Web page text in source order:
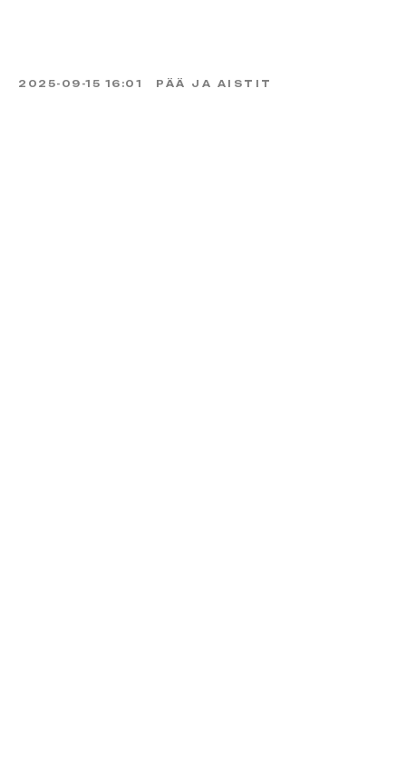
2025-09-15 16:01 PÄÄ JA AISTIT